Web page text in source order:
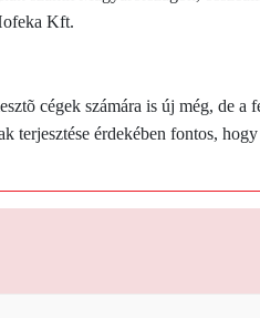
Kft.
cégek számára is új még, de a
terjesztése érdekében fontos, hogy